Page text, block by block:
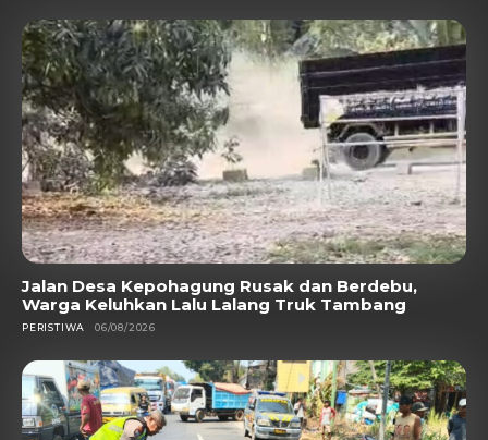
Jalan Desa Kepohagung Rusak dan Berdebu,
Warga Keluhkan Lalu Lalang Truk Tambang
PERISTIWA 06/08/2026